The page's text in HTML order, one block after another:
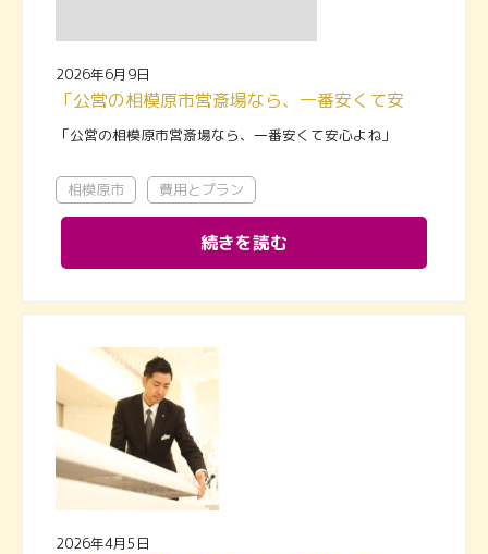
2026年6月9日
「公営の相模原市営斎場なら、一番安くて安心よね」
相模原市 費用とプラン
続きを読む
2026年4月5日